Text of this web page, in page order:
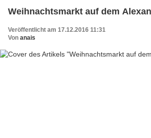
Weihnachtsmarkt auf dem
Veröffentlicht am 17.12.2016 11:31
Von anais